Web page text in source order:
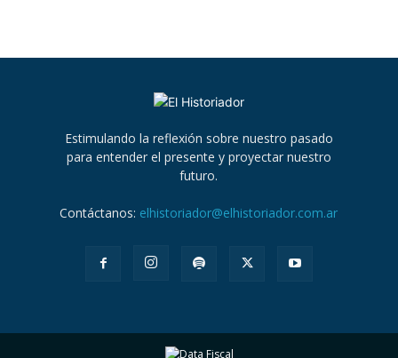
Estimulando la reflexión sobre nuestro pasado
para entender el presente y proyectar nuestro
futuro.
Contáctanos: elhistoriador@elhistoriador.com.ar